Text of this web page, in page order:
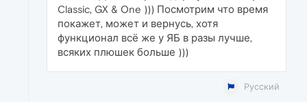
Classic, GX & One ))) Посмотрим что время
покажет, может и вернусь, хотя
функционал всё же у ЯБ в разы лучше,
всяких плюшек больше )))
Русский